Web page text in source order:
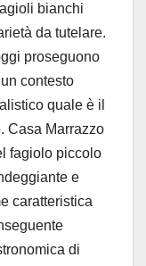
bianchi
da tutelare.
proseguono
contesto
quale è il
Casa Marrazzo
fagiolo piccolo
e
caratteristica
di